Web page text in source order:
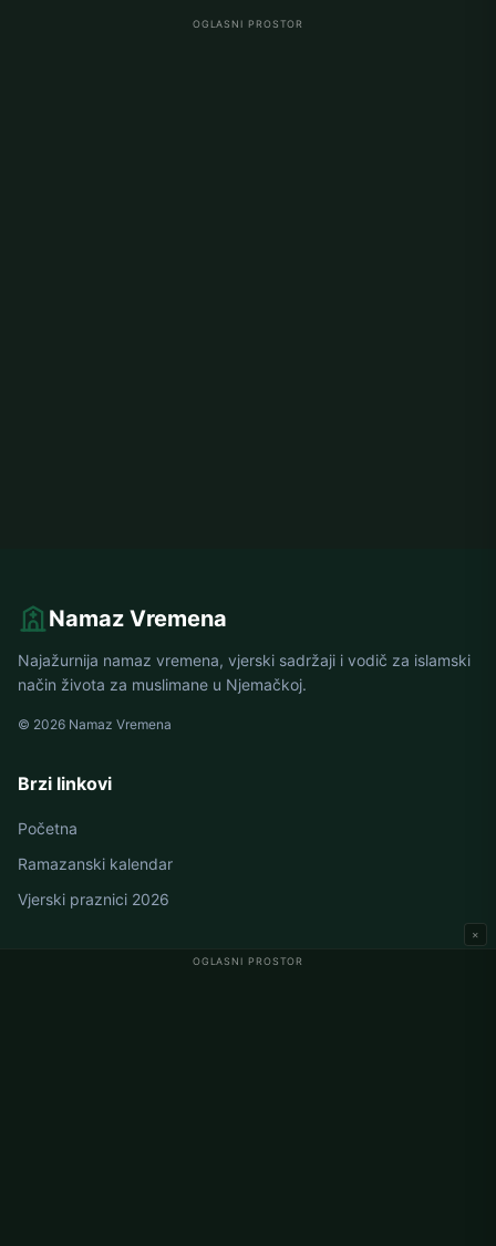
OGLASNI PROSTOR
OGLASNI PROSTOR
×
Namaz Vremena
Najažurnija namaz vremena, vjerski sadržaji i vodič za islamski
način života za muslimane u Njemačkoj.
© 2026 Namaz Vremena
Brzi linkovi
Početna
Ramazanski kalendar
Vjerski praznici 2026
Namaz vremena u Njemačkoj